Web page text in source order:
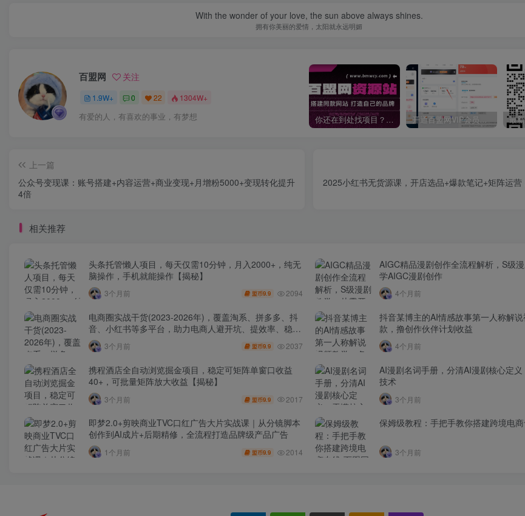
With the wonder of your love, the sun above always shines.
拥有你美丽的爱情，太阳就永远明媚
百盟网 关注
1.9W+ 0 22 1304W+
有爱的人，有喜欢的事业，有梦想 你还在到处找项目？还在当韭菜？我靠卖项目一个月收入5万+，曾经我也是个失败者。
上一篇
公众号变现课：账号搭建+内容运营+商业变现+月增粉5000+变现转化提升
4倍
2025小红书无货源课，开店选品+爆款笔记+矩阵运
相关推荐
头条托管懒人项目，每天仅需10分钟，月入2000+，纯无
脑操作，手机就能操作【揭秘】
3个月前 盟币9.9 2094
AIGC精品漫剧创作全流程解析，S级
学AIGC漫剧创作
4个月前
电商圈实战干货(2023-2026年)，覆盖淘系、拼多多、抖
音、小红书等多平台，助力电商人避开坑、提效率、稳盈
利(更新4月)
3个月前 盟币9.9 2037
抖音某博主的AI情感故事第一人称解
款，撸创作伙伴计划收益
4个月前
携程酒店全自动浏览掘金项目，稳定可矩阵单窗口收益
40+，可批量矩阵放大收益【揭秘】
3个月前 盟币9.9 2017
AI漫剧名词手册，分清AI漫剧核心定
技术
3个月前
即梦2.0+剪映商业TVC口红广告大片实战课｜从分镜脚本
创作到AI成片+后期精修，全流程打造品牌级产品广告
1个月前 盟币9.9 2014
保姆级教程：手把手教你搭建跨境电
3个月前